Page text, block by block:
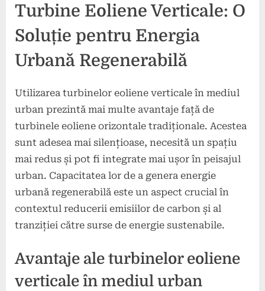
Turbine Eoliene Verticale: O
Soluție pentru Energia
Urbană Regenerabilă
Utilizarea turbinelor eoliene verticale în mediul
urban prezintă mai multe avantaje față de
turbinele eoliene orizontale tradiționale. Acestea
sunt adesea mai silențioase, necesită un spațiu
mai redus și pot fi integrate mai ușor în peisajul
urban. Capacitatea lor de a genera energie
urbană regenerabilă este un aspect crucial în
contextul reducerii emisiilor de carbon și al
tranziției către surse de energie sustenabile.
Avantaje ale turbinelor eoliene
verticale în mediul urban